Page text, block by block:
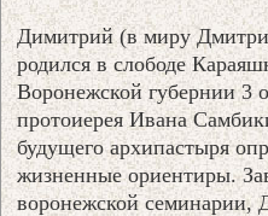
Димитрий (в миру
родился в слободе
Воронежской губернии 3
протоиерея Ивана
будущего архипастыря
жизненные ориентиры.
воронежской семинарии,